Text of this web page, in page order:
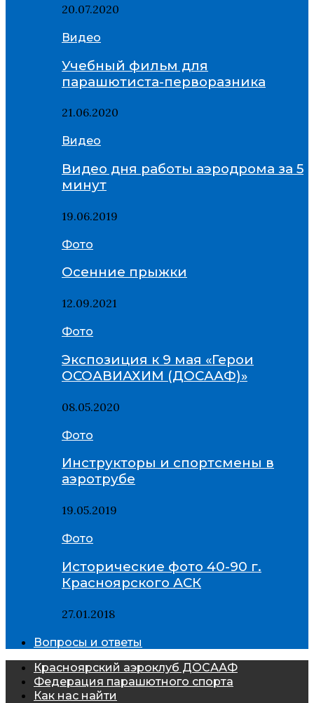
20.07.2020
Видео
Учебный фильм для
парашютиста-перворазника
21.06.2020
Видео
Видео дня работы аэродрома за 5
минут
19.06.2019
Фото
Осенние прыжки
12.09.2021
Фото
Экспозиция к 9 мая «Герои
ОСОАВИАХИМ (ДОСААФ)»
08.05.2020
Фото
Инструкторы и спортсмены в
аэротрубе
19.05.2019
Фото
Исторические фото 40-90 г.
Красноярского АСК
27.01.2018
Вопросы и ответы
Красноярский аэроклуб ДОСААФ
Федерация парашютного спорта
Как нас найти